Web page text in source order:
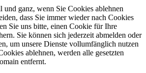
und ganz, wenn Sie Cookies ablehnen
dass Sie immer wieder nach Cookies
Sie uns bitte, einen Cookie für Ihre
Sie können sich jederzeit abmelden oder
um unsere Dienste vollumfänglich nutzen
ablehnen, werden alle gesetzten
entfernt.